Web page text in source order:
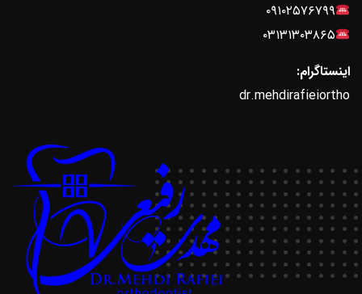
۰۹۱۰۲۵۷۶۷۹۹
۰۳۱۳۱۳۰۳۸۶۵
اینستاگرام:
dr.mehdirafieiortho